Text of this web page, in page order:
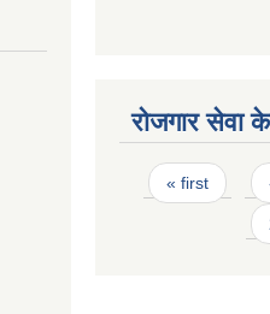
रोजगार सेवा
Pages
« first